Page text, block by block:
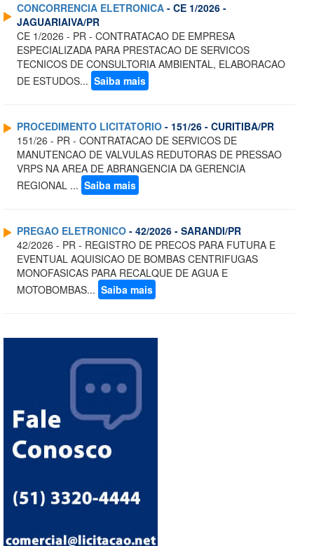
CONCORRENCIA ELETRONICA - CE 1/2026 -
JAGUARIAIVA/PR
CE 1/2026 - PR - CONTRATACAO DE EMPRESA
ESPECIALIZADA PARA PRESTACAO DE SERVICOS
TECNICOS DE CONSULTORIA AMBIENTAL, ELABORACAO
DE ESTUDOS... Saiba mais
PROCEDIMENTO LICITATORIO - 151/26 - CURITIBA/PR
151/26 - PR - CONTRATACAO DE SERVICOS DE
MANUTENCAO DE VALVULAS REDUTORAS DE PRESSAO
VRPS NA AREA DE ABRANGENCIA DA GERENCIA
REGIONAL ... Saiba mais
PREGAO ELETRONICO - 42/2026 - SARANDI/PR
42/2026 - PR - REGISTRO DE PRECOS PARA FUTURA E
EVENTUAL AQUISICAO DE BOMBAS CENTRIFUGAS
MONOFASICAS PARA RECALQUE DE AGUA E
MOTOBOMBAS... Saiba mais